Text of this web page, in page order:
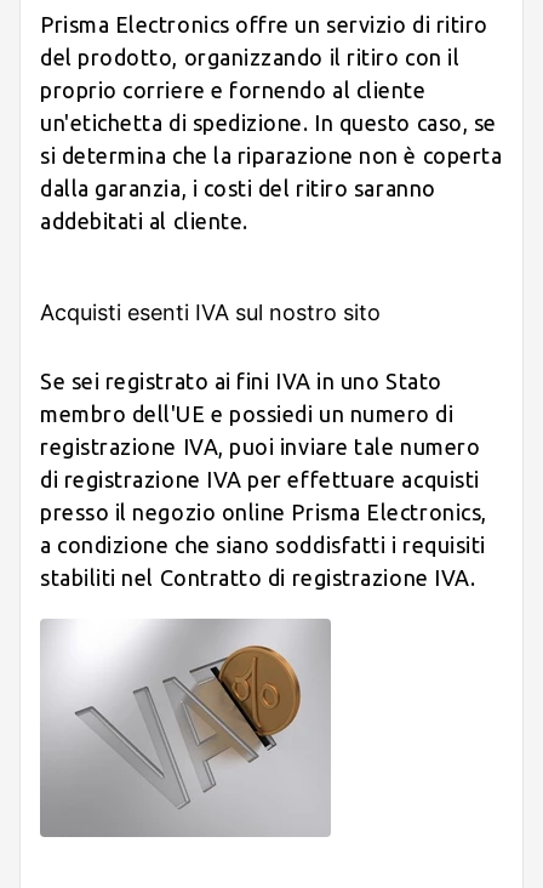
Prisma Electronics offre un servizio di ritiro
del prodotto, organizzando il ritiro con il
proprio corriere e fornendo al cliente
un'etichetta di spedizione. In questo caso, se
si determina che la riparazione non è coperta
dalla garanzia, i costi del ritiro saranno
addebitati al cliente.
Acquisti esenti IVA sul nostro sito
Se sei registrato ai fini IVA in uno Stato
membro dell'UE e possiedi un numero di
registrazione IVA, puoi inviare tale numero
di registrazione IVA per effettuare acquisti
presso il negozio online Prisma Electronics,
a condizione che siano soddisfatti i requisiti
stabiliti nel Contratto di registrazione IVA.